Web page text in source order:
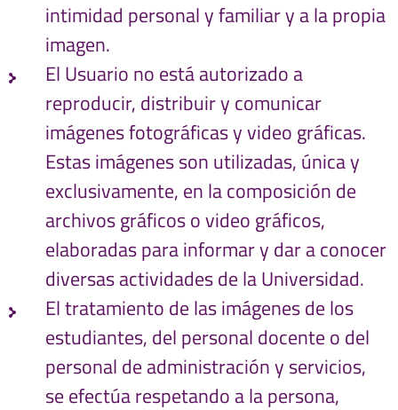
intimidad personal y familiar y a la propia
imagen.
El Usuario no está autorizado a
reproducir, distribuir y comunicar
imágenes fotográficas y video gráficas.
Estas imágenes son utilizadas, única y
exclusivamente, en la composición de
archivos gráficos o video gráficos,
elaboradas para informar y dar a conocer
diversas actividades de la Universidad.
El tratamiento de las imágenes de los
estudiantes, del personal docente o del
personal de administración y servicios,
se efectúa respetando a la persona,